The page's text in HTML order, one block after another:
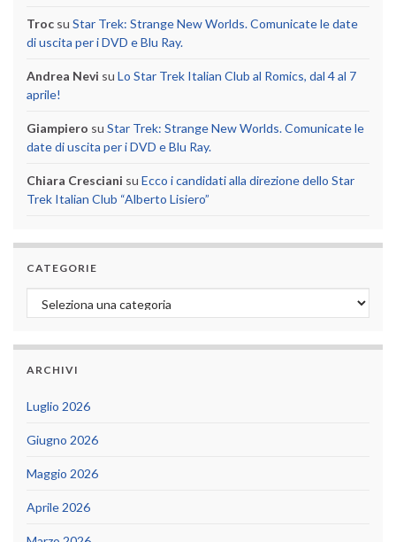
Troc su Star Trek: Strange New Worlds. Comunicate le date
di uscita per i DVD e Blu Ray.
Andrea Nevi su Lo Star Trek Italian Club al Romics, dal 4 al 7
aprile!
Giampiero su Star Trek: Strange New Worlds. Comunicate le
date di uscita per i DVD e Blu Ray.
Chiara Cresciani su Ecco i candidati alla direzione dello Star
Trek Italian Club “Alberto Lisiero”
CATEGORIE
Categorie
ARCHIVI
Luglio 2026
Giugno 2026
Maggio 2026
Aprile 2026